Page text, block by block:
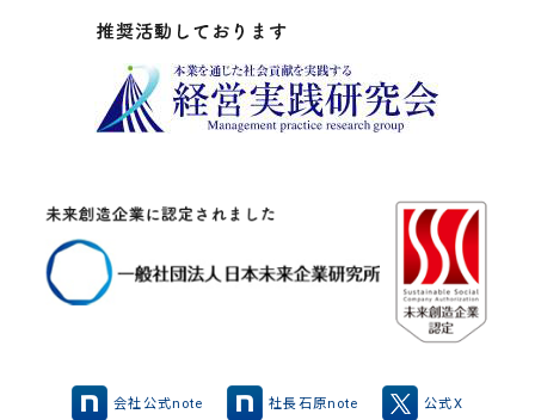
会社公式note 社長石原note 公式X